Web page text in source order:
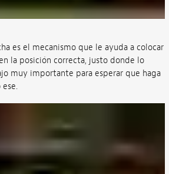
es el mecanismo que le ayuda a colocar
la posición correcta, justo donde lo
muy importante para esperar que haga